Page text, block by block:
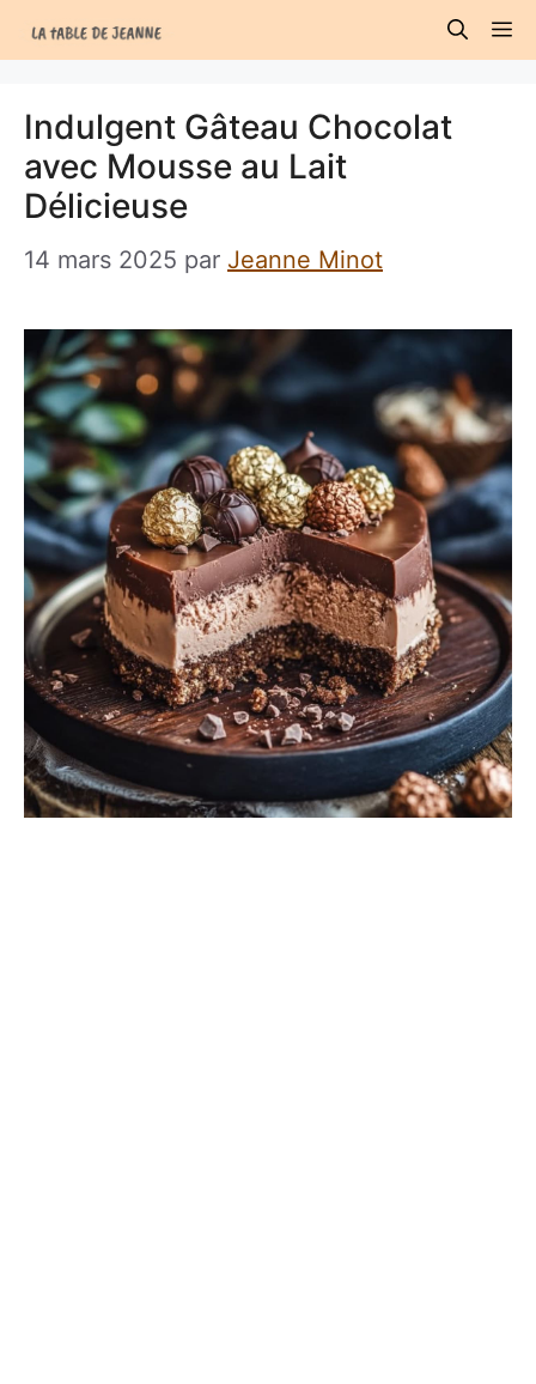
au
Indulgent Gâteau Chocolat
avec Mousse au Lait
Délicieuse
14 mars 2025 par Jeanne Minot